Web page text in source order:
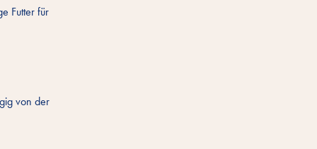
Futter für
von der